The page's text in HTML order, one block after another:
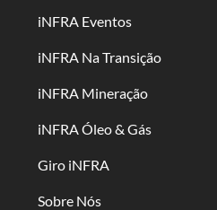
iNFRA Eventos
iNFRA Na Transição
iNFRA Mineração
iNFRA Óleo & Gás
Giro iNFRA
Sobre Nós